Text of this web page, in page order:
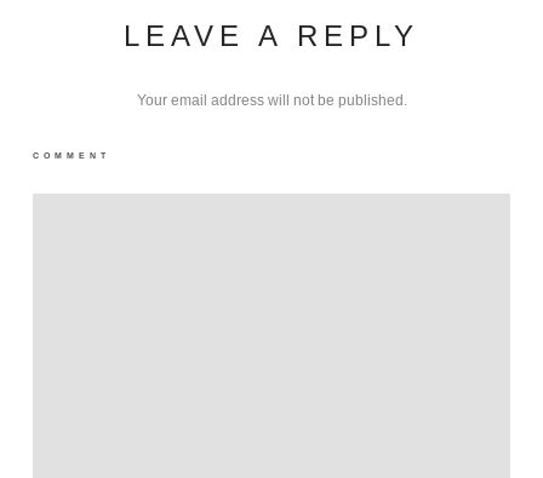
LEAVE A REPLY
Your email address will not be published.
COMMENT